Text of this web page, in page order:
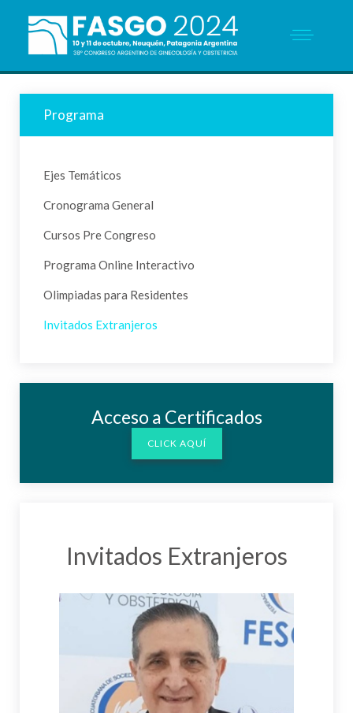
Acceso a Certificados
CLICK AQUÍ
Invitados Extranjeros
Programa
Ejes Temáticos
Cronograma General
Cursos Pre Congreso
Programa Online Interactivo
Olimpiadas para Residentes
Invitados Extranjeros